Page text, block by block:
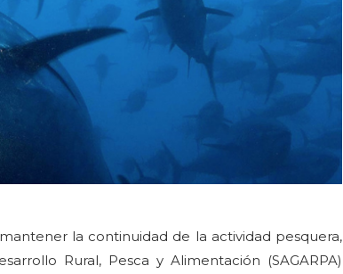
la continuidad de la actividad pesquera,
Rural, Pesca y Alimentación (SAGARPA)